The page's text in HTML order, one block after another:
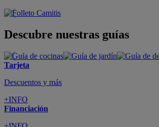
Descubre nuestras guías
Tarjeta
Descuentos y más
+INFO
Financiación